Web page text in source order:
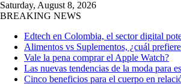
Saturday, August 8, 2026
BREAKING NEWS
Edtech en Colombia, el sector digital
Alimentos vs Suplementos, ¿cuál
Vale la pena comprar el Apple Watch?
Las nuevas tendencias de la moda para
Cinco beneficios para el cuerpo en